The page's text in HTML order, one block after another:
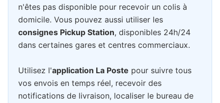
n'êtes pas disponible pour recevoir un colis à
domicile. Vous pouvez aussi utiliser les
consignes Pickup Station, disponibles 24h/24
dans certaines gares et centres commerciaux.
Utilisez l'application La Poste pour suivre tous
vos envois en temps réel, recevoir des
notifications de livraison, localiser le bureau de